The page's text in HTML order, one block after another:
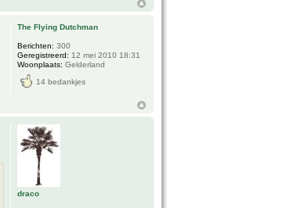
The Flying Dutchman
Berichten: 300
Geregistreerd: 12 mei 2010 18:31
Woonplaats: Gelderland
14 bedankjes
draco